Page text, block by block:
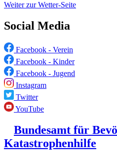
Weiter zur Wetter-Seite
Social Media
Facebook - Verein
Facebook - Kinder
Facebook - Jugend
Instagram
Twitter
YouTube
Bundesamt für
Katastrophenhilfe